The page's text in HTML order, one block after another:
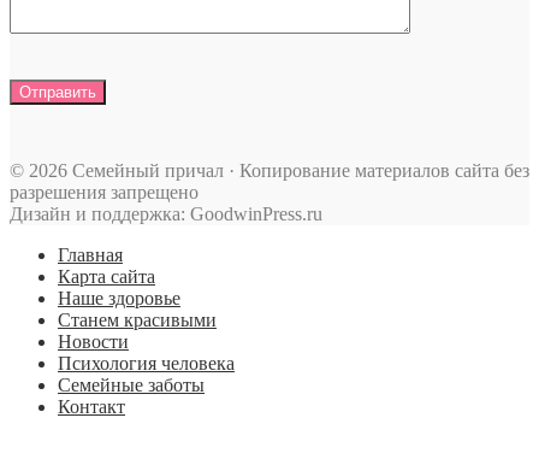
© 2026 Семейный причал · Копирование материалов сайта без
разрешения запрещено
Дизайн и поддержка: GoodwinPress.ru
Главная
Карта сайта
Наше здоровье
Станем красивыми
Новости
Психология человека
Семейные заботы
Контакт